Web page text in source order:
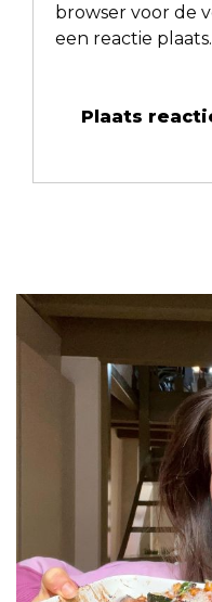
browser voor de
een reactie plaats.